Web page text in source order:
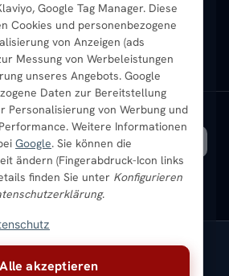
Alle akzeptieren
Google Tag Manager. Diese
Cookies und personenbezogene
von Anzeigen (ads
Messung von Werbeleistungen
unseres Angebots. Google
Daten zur Bereitstellung
Personalisierung von Werbung und
Weitere Informationen
Google. Sie können die
ändern (Fingerabdruck-Icon links
finden Sie unter Konfigurieren
.
Vertikal-Heizkörper
Heizkörper Badheizkörper Schwarz
Heizkörper-ZubehörAktuelle Angebote
VERSAND MIT